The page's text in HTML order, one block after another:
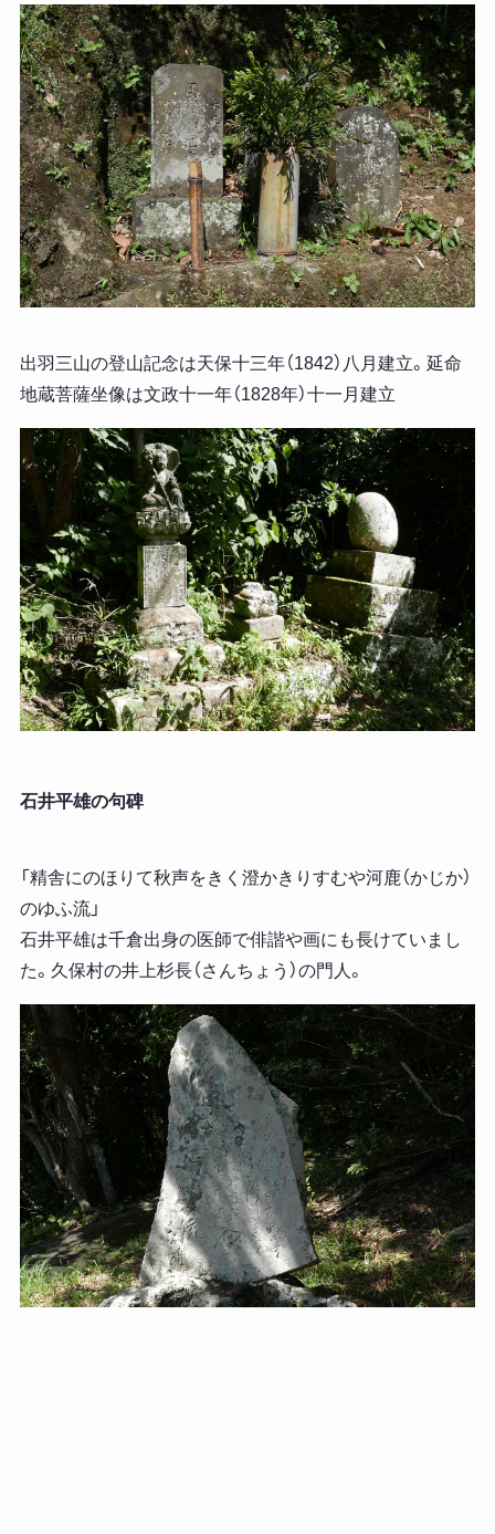
出羽三山の登山記念は天保十三年（1842）八月建立。延命
地蔵菩薩坐像は文政十一年（1828年）十一月建立
石井平雄の句碑
「精舎にのほりて秋声をきく澄かきりすむや河鹿（かじか）
のゆふ流」
石井平雄は千倉出身の医師で俳諧や画にも長けていまし
た。久保村の井上杉長（さんちょう）の門人。